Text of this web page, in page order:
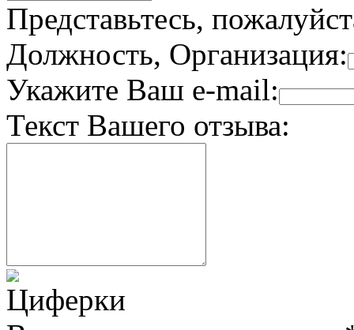
Представьтесь,
Должность, Организация:
Укажите Ваш e-mail:
Текст Вашего отзыва: